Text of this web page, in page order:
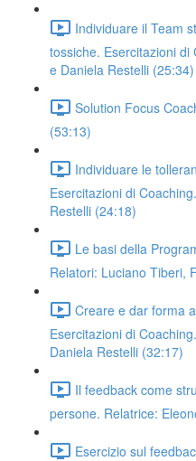
Individuare il Team
tossiche. Esercitazioni
e Daniela Restelli (25:34)
Solution Focus
(53:13)
Individuare le
Esercitazioni di
Restelli (24:18)
Le basi della
Relatori: Luciano Tiberi,
Creare e dar forma
Esercitazioni di
Daniela Restelli (32:17)
Il feedback come
persone. Relatrice:
Esercizio sul